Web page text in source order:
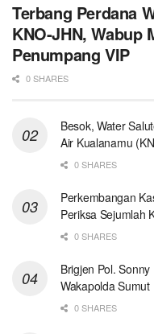
Terbang Perdana
KNO-JHN, Wabup
Penumpang VIP
0 SHARES
Besok, Water
Air Kualanamu
0 SHARES
Perkembangan
Periksa Sejumlah
0 SHARES
Brigjen Pol.
Wakapolda Sumut
0 SHARES